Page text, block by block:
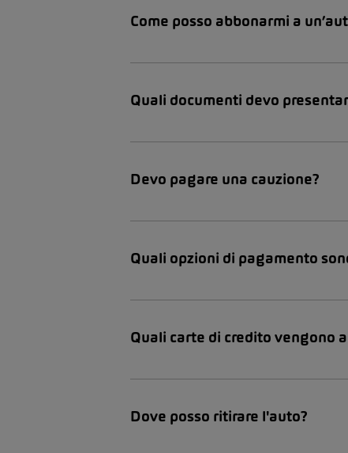
Come posso abbonarmi a
Quali documenti devo
Devo pagare una cauzione?
Quali opzioni di pagamento
Quali carte di credito vengono
Dove posso ritirare l'auto?